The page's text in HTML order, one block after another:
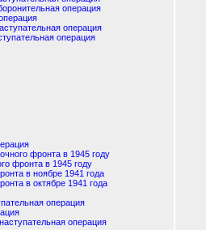
операция
операция
операция
фронта в 1945 году
фронта в 1945 году
в ноябре 1941 года
в октябре 1941 года
операция
операция